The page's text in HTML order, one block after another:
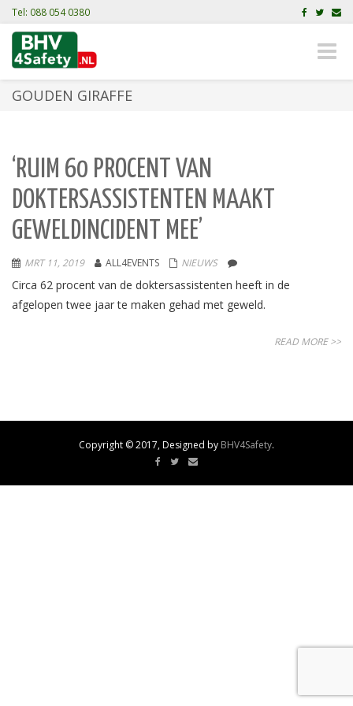
Tel: 088 054 0380
Toggle
GOUDEN GIRAFFE
‘RUIM 60 PROCENT VAN
DOKTERSASSISTENTEN MAAKT
GEWELDINCIDENT MEE’
MRT 11, 2019 ALL4EVENTS NIEUWS
Circa 62 procent van de doktersassistenten heeft in de
afgelopen twee jaar te maken gehad met geweld.
READ MORE >>
Copyright © 2017, Designed by BHV4Safety.